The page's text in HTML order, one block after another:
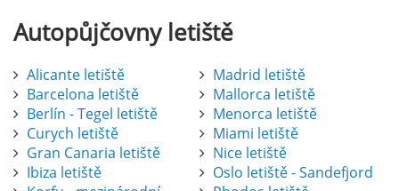
Autopůjčovnyletiště
Alicante letiště
Barcelona letiště
Berlín - Tegel letiště
Curych letiště
Gran Canaria letiště
Ibiza letiště
Madrid letiště
Mallorca letiště
Menorca letiště
Miami letiště
Nice letiště
Oslo letiště - Sandefjord